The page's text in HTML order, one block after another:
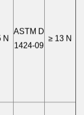
ASTM D